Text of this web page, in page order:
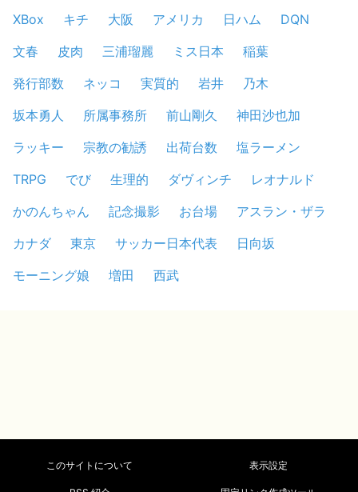
XBox
キチ 大阪 アメリカ 日ハム
DQN
文春
皮肉 三浦瑠麗 ミス日本
稲葉
発行部数
ネッコ 実質的 岩井
乃木
坂本勇人
所属事務所 前山剛久
神田沙也加
ラッキー
宗教の勧誘 出荷台数
塩ラーメン
TRPG
でび 生理的 ダヴィンチ
レオナルド
かのんちゃん
記念撮影 お台場
アスラン・ザラ
カナダ
東京 サッカー日本代表
日向坂
モーニング娘
増田 西武
このサイトについて 表示設定